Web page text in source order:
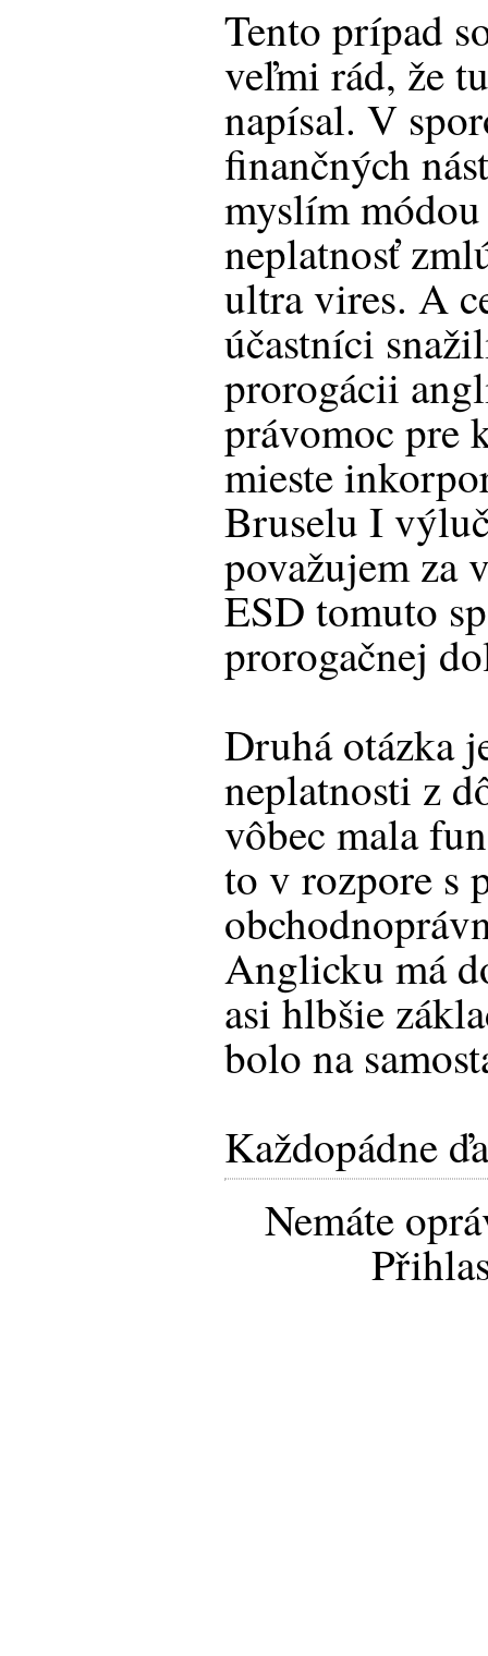
Tento prípad
veľmi rád, že
napísal. V
finančných
myslím
neplatnosť
ultra vires. A
účastníci
prorogácii
právomoc pre
mieste
Bruselu I
považujem za
ESD tomuto
prorogačnej
Druhá otázka
neplatnosti z
vôbec mala
to v rozpore s
Anglicku má
asi hlbšie
bolo na
Každopádne
Nemáte